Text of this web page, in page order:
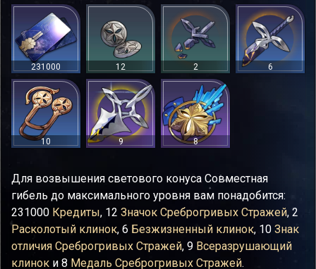
231000 12 2 6
10 9 8
Для возвышения светового конуса Совместная
гибель до максимального уровня вам понадобится:
231000 Кредиты, 12 Значок Среброгривых Стражей, 2
Расколотый клинок, 6 Безжизненный клинок, 10 Знак
отличия Среброгривых Стражей, 9 Всеразрушающий
клинок и 8 Медаль Среброгривых Стражей.